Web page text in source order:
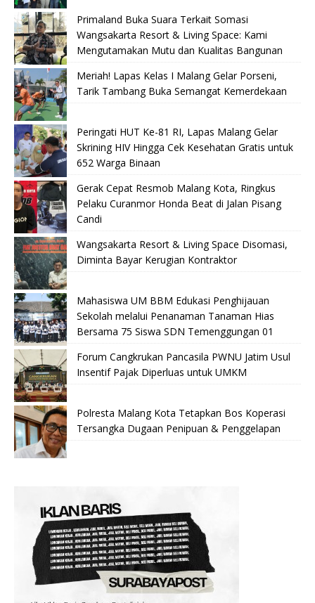
Primaland Buka Suara Terkait Somasi
Wangsakarta Resort & Living Space: Kami
Mengutamakan Mutu dan Kualitas Bangunan
Meriah! Lapas Kelas I Malang Gelar Porseni,
Tarik Tambang Buka Semangat Kemerdekaan
Peringati HUT Ke-81 RI, Lapas Malang Gelar
Skrining HIV Hingga Cek Kesehatan Gratis untuk
652 Warga Binaan
Gerak Cepat Resmob Malang Kota, Ringkus
Pelaku Curanmor Honda Beat di Jalan Pisang
Candi
Wangsakarta Resort & Living Space Disomasi,
Diminta Bayar Kerugian Kontraktor
Mahasiswa UM BBM Edukasi Penghijauan
Sekolah melalui Penanaman Tanaman Hias
Bersama 75 Siswa SDN Temenggungan 01
Forum Cangkrukan Pancasila PWNU Jatim Usul
Insentif Pajak Diperluas untuk UMKM
Polresta Malang Kota Tetapkan Bos Koperasi
Tersangka Dugaan Penipuan & Penggelapan